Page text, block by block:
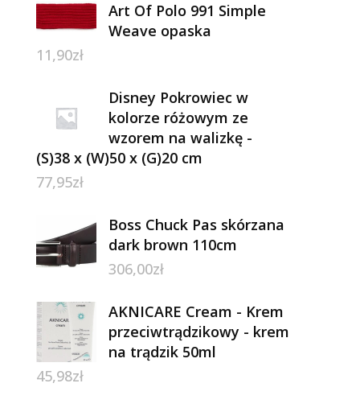
Art Of Polo 991 Simple
Weave opaska
11,90zł
Disney Pokrowiec w
kolorze różowym ze
wzorem na walizkę -
(S)38 x (W)50 x (G)20 cm
77,95zł
Boss Chuck Pas skórzana
dark brown 110cm
306,00zł
AKNICARE Cream - Krem
przeciwtrądzikowy - krem
na trądzik 50ml
45,98zł